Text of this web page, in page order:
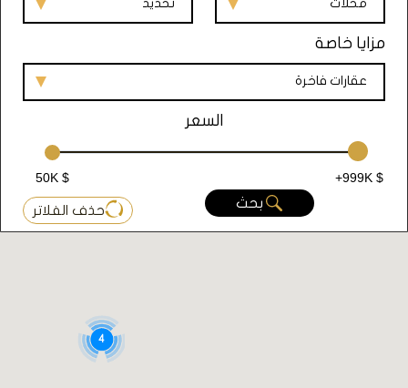
محلات تحديد
مزايا خاصة
عقارات فاخرة
السعر
50K $
+999K $
بحث
حذف الفلاتر
4